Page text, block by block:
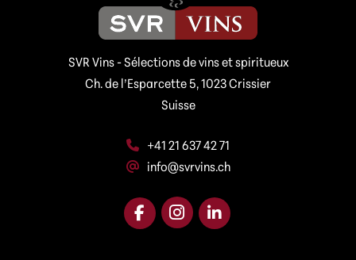
i
l
A
d
r
e
s
s
l
*
SVR Vins - Sélections de vins et spiritueux
Ch. de l’Esparcette 5, 1023 Crissier
Suisse
+41 21 637 42 71
info@svrvins.ch